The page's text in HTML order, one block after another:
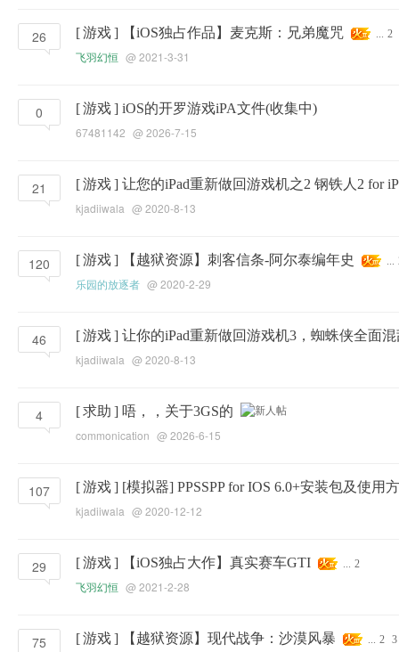
26 [游戏] 【iOS独占作品】麦克斯：兄弟魔咒 ... 2
飞羽幻恒 @ 2021-3-31
0 [游戏] iOS的开罗游戏iPA文件(收集中)
67481142 @ 2026-7-15
21 [游戏] 让您的iPad重新做回游戏机之2 钢铁人2 for
kjadiiwala @ 2020-8-13
120 [游戏] 【越狱资源】刺客信条-阿尔泰编年史 ...
乐园的放逐者 @ 2020-2-29
46 [游戏] 让你的iPad重新做回游戏机3，蜘蛛侠全面混
kjadiiwala @ 2020-8-13
4 [求助 ] 唔，，关于3GS的
commonication @ 2026-6-15
107 [游戏] [模拟器] PPSSPP for IOS 6.0+安装包及使用
kjadiiwala @ 2020-12-12
29 [游戏] 【iOS独占大作】真实赛车GTI ... 2
飞羽幻恒 @ 2021-2-28
75 [游戏] 【越狱资源】现代战争：沙漠风暴 ... 2 3